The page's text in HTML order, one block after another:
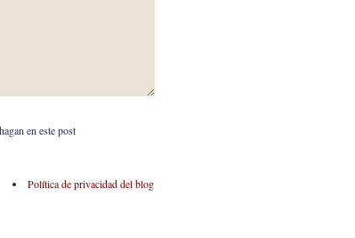
en este post
Política de privacidad del blog